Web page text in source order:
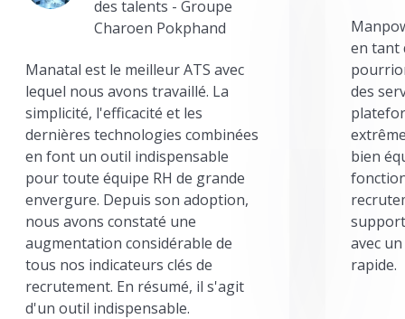
des talents - Groupe
Charoen Pokphand
Manatal est le meilleur ATS avec
lequel nous avons travaillé. La
simplicité, l'efficacité et les
dernières technologies combinées
en font un outil indispensable
pour toute équipe RH de grande
envergure. Depuis son adoption,
nous avons constaté une
augmentation considérable de
tous nos indicateurs clés de
recrutement. En résumé, il s'agit
d'un outil indispensable.
en tant
des
bien
avec
rapide.